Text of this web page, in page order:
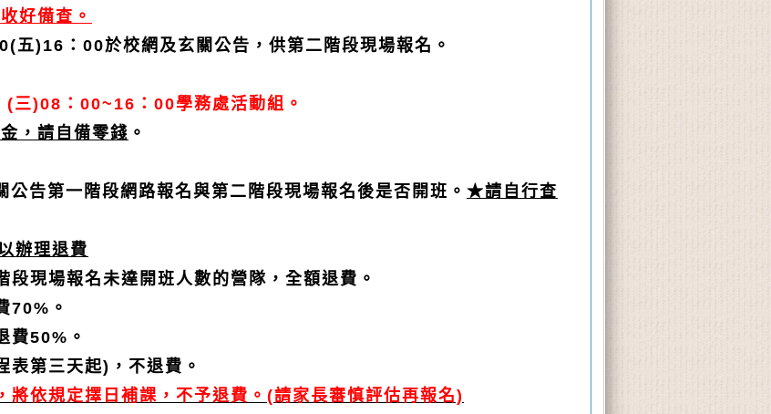
好備查。
五)16：00於校網及玄關公告，供第二階段現場報名。
(三)08：00~16：00學務處活動組。
，請自備零錢 。
告第一階段網路報名與第二階段現場報名後是否開班。 ★請自行查
辦理退費
段現場報名未達開班人數的營隊，全額退費。
70%。
費50%。
表第三天起)，不退費。
將依規定擇日補課，不予退費。(請家長審慎評估再報名)